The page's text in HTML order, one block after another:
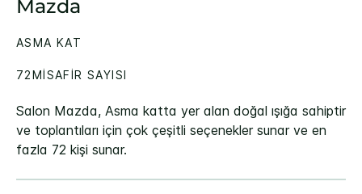
Mazda
Salon Mazda, Asma katta yer alan doğal ışığa sahiptir
ve toplantıları için çok çeşitli seçenekler sunar ve en
fazla 72 kişi sunar.
ASMA KAT
72MISAFIR SAYISI